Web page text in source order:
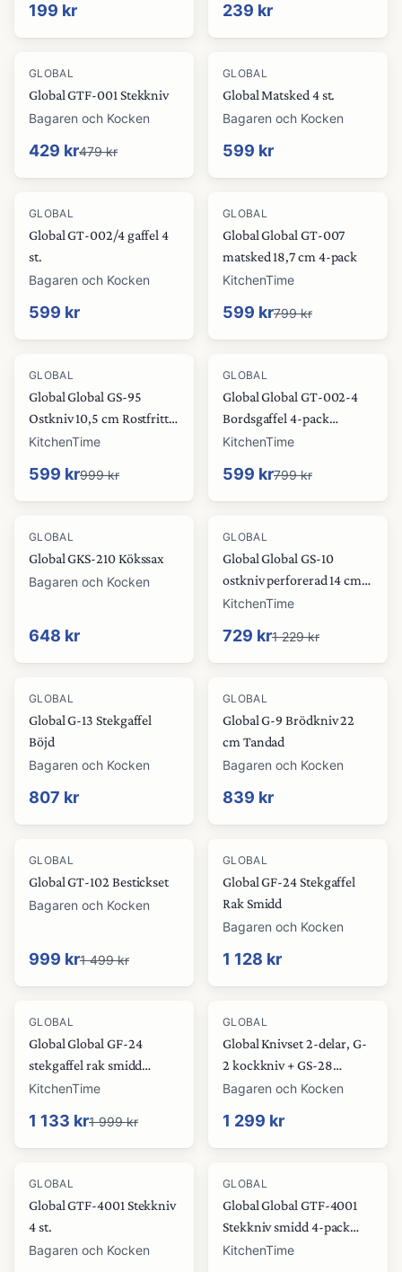
199 kr 239 kr
-10%
GLOBAL
Global GTF-001 Stekkniv
Bagaren och Kocken
429 kr479 kr
GLOBAL
Global Matsked 4 st.
Bagaren och Kocken
599 kr
GLOBAL
Global GT-002/4 gaffel 4
st.
Bagaren och Kocken
599 kr
-25%
GLOBAL
Global Global GT-007
matsked 18,7 cm 4-pack
KitchenTime
599 kr799 kr
-40%
GLOBAL
Global Global GS-95
Ostkniv 10,5 cm Rostfritt
stål
KitchenTime
599 kr999 kr
-25%
GLOBAL
Global Global GT-002-4
Bordsgaffel 4-pack
rostfritt stål
KitchenTime
599 kr799 kr
GLOBAL
Global GKS-210 Kökssax
Bagaren och Kocken
648 kr
-41%
GLOBAL
Global Global GS-10
ostkniv perforerad 14 cm
Rostfritt stål
KitchenTime
729 kr1 229 kr
GLOBAL
Global G-13 Stekgaffel
Böjd
Bagaren och Kocken
807 kr
GLOBAL
Global G-9 Brödkniv 22
cm Tandad
Bagaren och Kocken
839 kr
-33%
GLOBAL
Global GT-102 Bestickset
Bagaren och Kocken
999 kr1 499 kr
GLOBAL
Global GF-24 Stekgaffel
Rak Smidd
Bagaren och Kocken
1 128 kr
-43%
GLOBAL
Global Global GF-24
stekgaffel rak smidd
rostfritt stål
KitchenTime
1 133 kr1 999 kr
GLOBAL
Global Knivset 2-delar, G-
2 kockkniv + GS-28
matpincett
Bagaren och Kocken
1 299 kr
GLOBAL
Global GTF-4001 Stekkniv
4 st.
Bagaren och Kocken
-40%
GLOBAL
Global Global GTF-4001
Stekkniv smidd 4-pack
rostfritt stål
KitchenTime